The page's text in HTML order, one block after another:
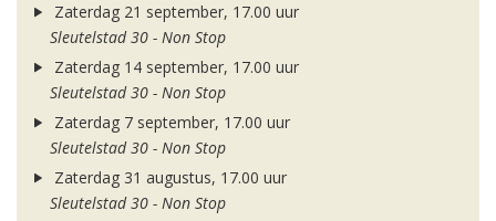
Zaterdag 21 september, 17.00 uur
Sleutelstad 30 - Non Stop
Zaterdag 14 september, 17.00 uur
Sleutelstad 30 - Non Stop
Zaterdag 7 september, 17.00 uur
Sleutelstad 30 - Non Stop
Zaterdag 31 augustus, 17.00 uur
Sleutelstad 30 - Non Stop